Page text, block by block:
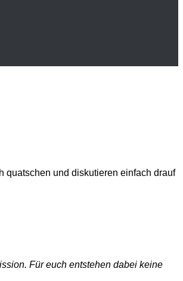
quatschen und diskutieren einfach drauf
Für euch entstehen dabei keine